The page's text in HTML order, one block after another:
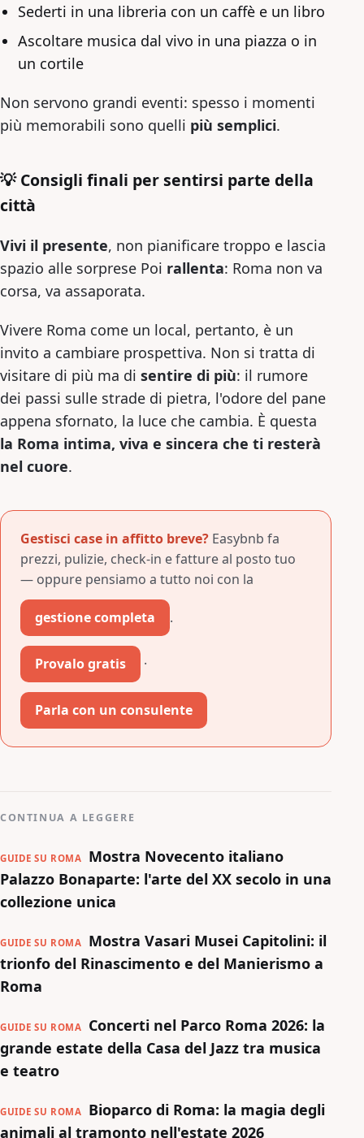
Sederti in una libreria con un caffè e un libro
Ascoltare musica dal vivo in una piazza o in
un cortile
Non servono grandi eventi: spesso i momenti
più memorabili sono quelli più semplici.
💡 Consigli finali per sentirsi parte della
città
Vivi il presente, non pianificare troppo e lascia
spazio alle sorprese Poi rallenta: Roma non va
corsa, va assaporata.
Vivere Roma come un local, pertanto, è un
invito a cambiare prospettiva. Non si tratta di
visitare di più ma di sentire di più: il rumore
dei passi sulle strade di pietra, l'odore del pane
appena sfornato, la luce che cambia. È questa
la Roma intima, viva e sincera che ti resterà
nel cuore.
Gestisci case in affitto breve? Easybnb fa
prezzi, pulizie, check-in e fatture al posto tuo
— oppure pensiamo a tutto noi con la
gestione completa .
Provalo gratis ·
Parla con un consulente
CONTINUA A LEGGERE
GUIDE SU ROMA
Mostra Novecento italiano
Palazzo Bonaparte: l'arte del XX secolo in una
collezione unica
GUIDE SU ROMA
Mostra Vasari Musei Capitolini: il
trionfo del Rinascimento e del Manierismo a
Roma
GUIDE SU ROMA
Concerti nel Parco Roma 2026: la
grande estate della Casa del Jazz tra musica
e teatro
GUIDE SU ROMA
Bioparco di Roma: la magia degli
animali al tramonto nell'estate 2026